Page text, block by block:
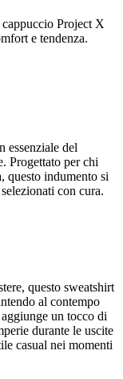
Project X
e tendenza.
essenziale del
Progettato per chi
questo indumento si
con cura.
questo sweatshirt
al contempo
un tocco di
durante le uscite
casual nei momenti